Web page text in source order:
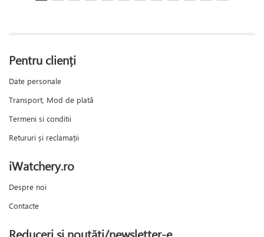
Pentru clienți
Date personale
Transport, Mod de plată
Termeni si conditii
Retururi și reclamații
iWatchery.ro
Despre noi
Contacte
Reduceri și noutăți/newsletter-e